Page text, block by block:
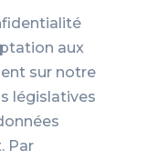
aux
sur notre
législatives
Par